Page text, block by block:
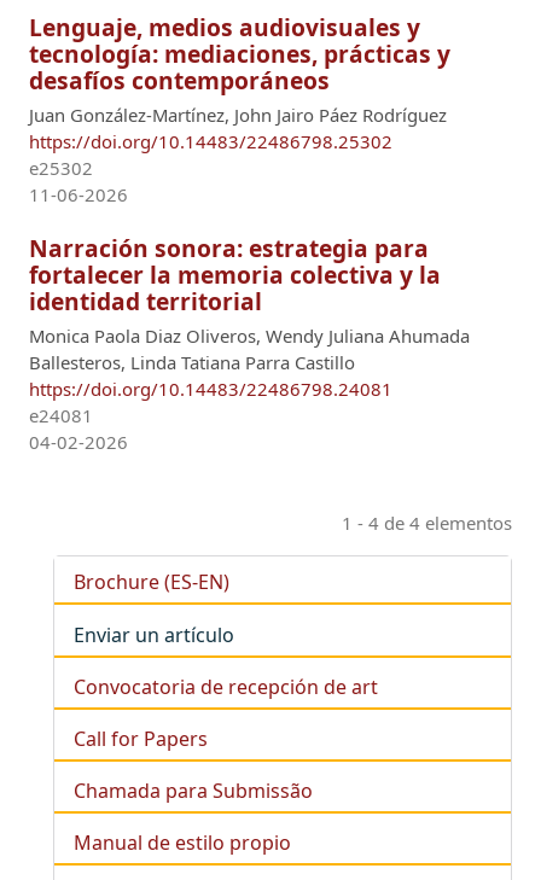
Lenguaje, medios audiovisuales y
tecnología: mediaciones, prácticas y
desafíos contemporáneos
Juan González-Martínez, John Jairo Páez Rodríguez
https://doi.org/10.14483/22486798.25302
e25302
11-06-2026
Narración sonora: estrategia para
fortalecer la memoria colectiva y la
identidad territorial
Monica Paola Diaz Oliveros, Wendy Juliana Ahumada
Ballesteros, Linda Tatiana Parra Castillo
https://doi.org/10.14483/22486798.24081
e24081
04-02-2026
1 - 4 de 4 elementos
Brochure (ES-EN)
Enviar un artículo
Convocatoria de recepción de art
Call for Papers
Chamada para Submissão
Manual de estilo propio